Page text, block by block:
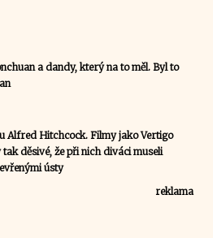
a dandy, který na to měl. Byl to
Alfred Hitchcock. Filmy jako Vertigo
tak děsivé, že při nich diváci museli
ústy
reklama